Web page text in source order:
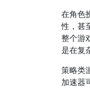
在角色
性，甚
整个游
是在复
策略类
加速器